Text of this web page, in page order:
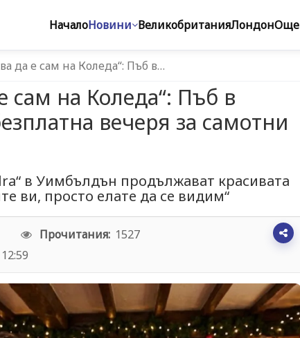
НачалоНовини ВеликобританияЛондонОще
да е сам на Коледа“: Пъб в…
сам на Коледа“: Пъб в
вечеря за самотни
в Уимбълдън продължават красивата
ви, просто елате да се видим“
Прочитания: 1527